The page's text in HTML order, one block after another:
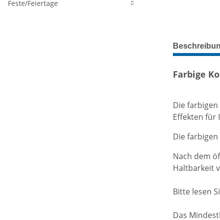
weitere
Farbige
Die
Effekten für
Die
Nach dem
Haltbarkeit
Bitte lesen
Das
Feste/Feiertage